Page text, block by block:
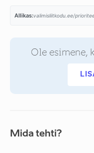
Allikas:valimisliitkodu.ee/
Ole esimene,
Mida tehti?